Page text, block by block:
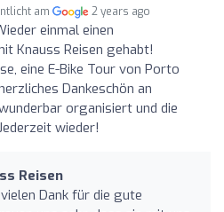
am 2 years ago
einmal einen
Knauss Reisen gehabt!
eine E-Bike Tour von Porto
Dankeschön an
organisiert und die
wieder!
Reisen
Dank für die gute